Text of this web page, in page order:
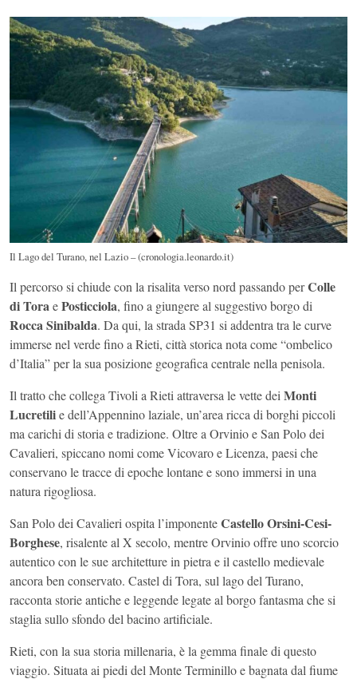
Il Lago del Turano, nel Lazio – (cronologia.leonardo.it)
Il percorso si chiude con la risalita verso nord passando perColle
di ToraePosticciola, fino a giungere al suggestivo borgo di
Rocca Sinibalda. Da qui, la strada SP31 si addentra tra le curve
immerse nel verde fino a Rieti, città storica nota come “ombelico
d’Italia” per la sua posizione geografica centrale nella penisola.
Il tratto che collega Tivoli a Rieti attraversa le vette dei Monti
Lucretilie dell’Appennino laziale, un’area ricca di borghi piccoli
ma carichi di storia e tradizione. Oltre a Orvinio e San Polo dei
Cavalieri, spiccano nomi come Vicovaro e Licenza, paesi che
conservano le tracce di epoche lontane e sono immersi in una
natura rigogliosa.
San Polo dei Cavalieri ospita l’imponenteCastello Orsini-Cesi-
Borghese, risalente al X secolo, mentre Orvinio offre uno scorcio
autentico con le sue architetture in pietra e il castello medievale
ancora ben conservato. Castel di Tora, sul lago del Turano,
racconta storie antiche e leggende legate al borgo fantasma che si
staglia sullo sfondo del bacino artificiale.
Rieti, con la sua storia millenaria, è la gemma finale di questo
viaggio. Situata ai piedi del Monte Terminillo e bagnata dal fiume